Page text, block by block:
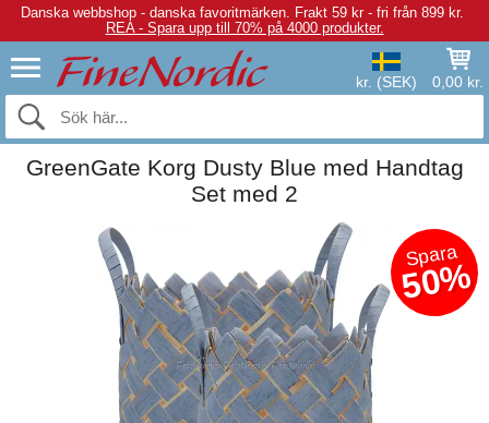
Danska webbshop - danska favoritmärken. Frakt 59 kr - fri från 899 kr.
REA - Spara upp till 70% på 4000 produkter.
kr. (SEK) 0,00 kr.
GreenGate Korg Dusty Blue med Handtag
Set med 2
Spara
50%